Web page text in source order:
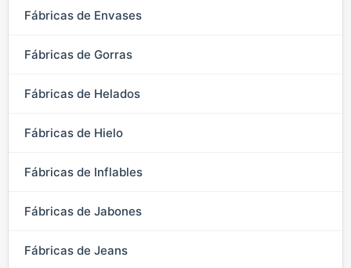
Fábricas de Envases
Fábricas de Gorras
Fábricas de Helados
Fábricas de Hielo
Fábricas de Inflables
Fábricas de Jabones
Fábricas de Jeans